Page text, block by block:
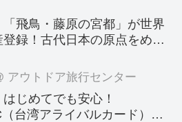
はじめ台湾ならではのフルー
いたします。
「飛鳥・藤原の宮都」が世界
録！古代日本の原点をめぐ
のある旅
アウトドア旅行センター
はじめてでも安心！
（台湾アライバルカード）」